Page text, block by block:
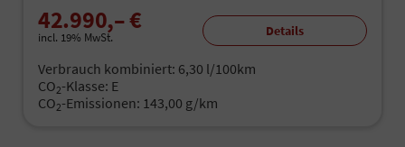
42.990,– €
incl. 19% MwSt. Details
Verbrauch kombiniert: 6,30 l/100km
CO2-Klasse: E
CO2-Emissionen: 143,00 g/km